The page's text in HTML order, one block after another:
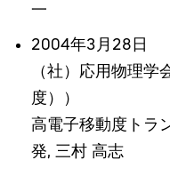
一
2004年3月28日
（社）応用物理
度））
高電子移動度トラ
発, 三村 高志